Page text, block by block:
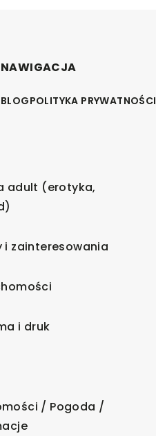
NAWIGACJA
BLOGPOLITYKA PRYWATNOŚCI
adult (erotyka,
i zainteresowania
i druk
/ Pogoda /